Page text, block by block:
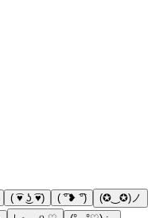
( ͡♥ ͜ʖ ͡♥) ( ͡°❥ ͡°)
(✪‿✪)ノ